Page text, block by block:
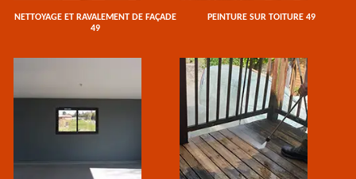
NETTOYAGE ET RAVALEMENT DE FAÇADE
49
PEINTURE SUR TOITURE 49